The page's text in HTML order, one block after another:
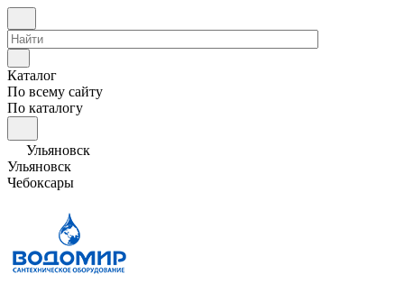
Каталог
По всему сайту
По каталогу
Ульяновск
Ульяновск
Чебоксары